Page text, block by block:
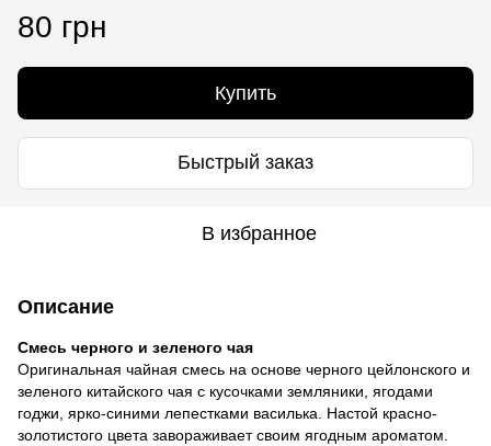
80 грн
Купить
Быстрый заказ
В избранное
Описание
Смесь черного и зеленого чая
Оригинальная чайная смесь на основе черного цейлонского и
зеленого китайского чая с кусочками земляники, ягодами
годжи, ярко-синими лепестками василька. Настой красно-
золотистого цвета завораживает своим ягодным ароматом.